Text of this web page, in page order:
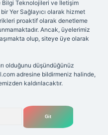
Bilgi Teknolojileri ve İletişim
Yer Sağlayıcı olarak hizmet
proaktif olarak denetleme
Ancak, üyelerimiz
olup, siteye üye olarak
olduğunu düşündüğünüz
adresine bildirmeniz halinde,
kaldırılacaktır.